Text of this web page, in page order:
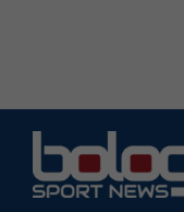
contenuto